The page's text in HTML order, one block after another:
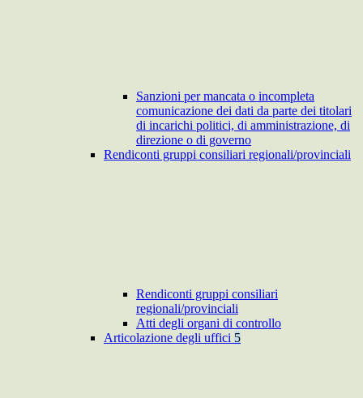
Sanzioni per mancata o incompleta
comunicazione dei dati da parte dei titolari
di incarichi politici, di amministrazione, di
direzione o di governo
Rendiconti gruppi consiliari regionali/provinciali
Rendiconti gruppi consiliari
regionali/provinciali
Atti degli organi di controllo
Articolazione degli uffici 5